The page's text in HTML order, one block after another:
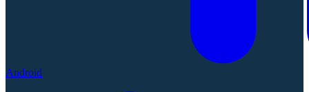
Android